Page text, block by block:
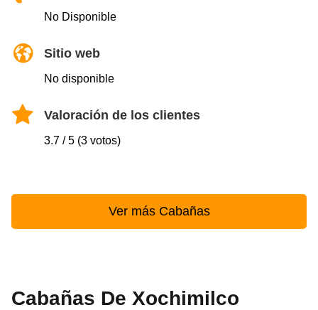
No Disponible
Sitio web
No disponible
Valoración de los clientes
3.7 / 5 (3 votos)
Ver más Cabañas
Cabañas De Xochimilco